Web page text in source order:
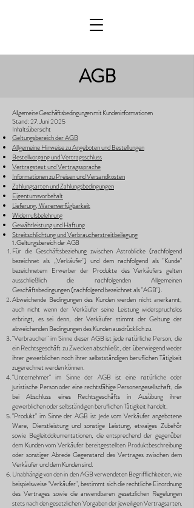
AGB
Allgemeine Geschäftsbedingungen mit Kundeninformationen
Stand: 27. Juni 2025
Inhaltsübersicht
Geltungsbereich der AGB
Allgemeine Hinweise zu Angeboten und Bestellungen
Bestellvorgang und Vertragsschluss
Vertragstext und Vertragssprache
Informationen zu Preisen und Versandkosten
Zahlungsarten und Zahlungsbedingungen
Eigentumsvorbehalt
Lieferung, Warenverfügbarkeit
Widerrufsbelehrung
Gewährleistung und Haftung
Streitschlichtung und Verbraucherstreitbeilegung
1. Geltungsbereich der AGB
Für die Geschäftsbeziehung zwischen Astroblicke (nachfolgend
bezeichnet als „Verkäufer") und dem nachfolgend als "Kunde"
bezeichnetem Erwerber der Produkte des Verkäufers gelten
ausschließlich die nachfolgenden Allgemeinen
Geschäftsbedingungen (nachfolgend bezeichnet als "AGB").
Abweichende Bedingungen des Kunden werden nicht anerkannt,
auch nicht wenn der Verkäufer seine Leistung widerspruchslos
erbringt, es sei denn, der Verkäufer stimmt der Geltung der
abweichenden Bedingungen des Kunden ausdrücklich zu.
"Verbraucher" im Sinne dieser AGB ist jede natürliche Person, die
ein Rechtsgeschäft zu Zwecken abschließt, der überwiegend weder
ihrer gewerblichen noch ihrer selbstständigen beruflichen Tätigkeit
zugerechnet werden können.
"Unternehmer" im Sinne der AGB ist eine natürliche oder
juristische Person oder eine rechtsfähige Personengesellschaft, die
bei Abschluss eines Rechtsgeschäfts in Ausübung ihrer
gewerblichen oder selbständigen beruflichen Tätigkeit handelt.
"Produkt" im Sinne der AGB ist jede vom Verkäufer angebotene
Ware, Dienstleistung und sonstige Leistung, etwaiges Zubehör
sowie Begleitdokumentationen, die entsprechend der gegenüber
dem Kunden vom Verkäufer bereitgestellten Produktbeschreibung
oder sonstiger Abrede Gegenstand des Vertrages zwischen dem
Verkäufer und dem Kunden sind.
Unabhängig von den in den AGB verwendeten Begrifflichkeiten, wie
beispielsweise "Verkäufer", bestimmt sich die rechtliche Einordnung
des Vertrages sowie die anwendbaren gesetzlichen Regelungen
stets nach den gesetzlichen Vorgaben der jeweiligen Vertragsarten.